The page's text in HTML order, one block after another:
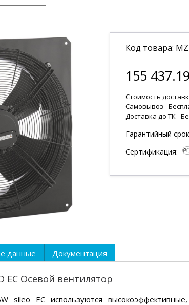
Код товара:
155
Стоимость
Самовывоз -
Доставка до ТК -
Гарантийный
Сертификация:
данные Документация
EC Осевой вентилятор
sileo EC используются